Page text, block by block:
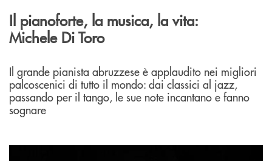
Il pianoforte, la musica, la vita:
Michele Di Toro
Il grande pianista abruzzese è applaudito nei migliori
palcoscenici di tutto il mondo: dai classici al jazz,
passando per il tango, le sue note incantano e fanno
sognare